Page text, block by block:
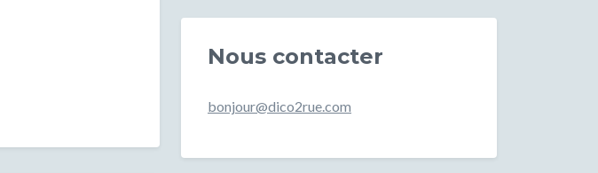
Nous contacter
bonjour@dico2rue.com